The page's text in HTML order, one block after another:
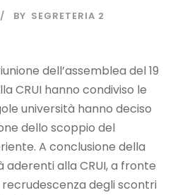
BY SEGRETERIA 2
dell’assemblea del 19
CRUI hanno condiviso le
università hanno deciso
dello scoppio del
A conclusione della
aderenti alla CRUI, a fronte
degli scontri